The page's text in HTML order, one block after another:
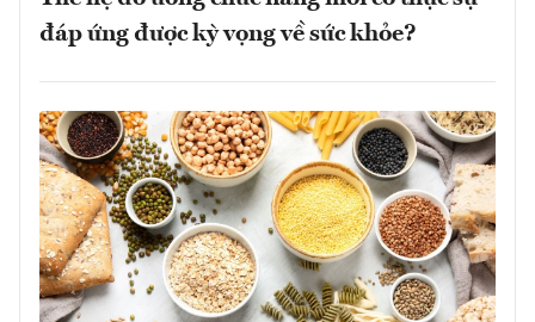
đáp ứng được kỳ vọng về sức khỏe?